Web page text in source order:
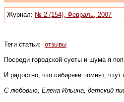
Журнал: № 2 (154), Февраль, 2007
Теги статьи: отзывы
Посреди городской суеты и шума я
И радостно, что сибиряки помнят,
С любовью, Елена Ильина, детский